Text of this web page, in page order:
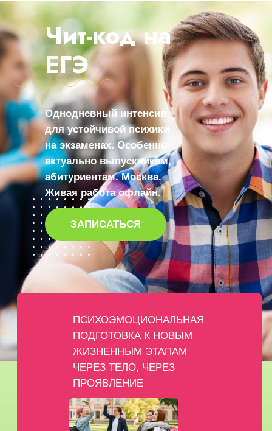
Чит-код на
ЕГЭ
Однодневный интенсив
для устойчивой психики
на экзаменах. Особенно
актуально выпускникам,
абитуриентам. Москва.
Живая работа офлайн.
ЗАПИСАТЬСЯ
ПСИХОЭМОЦИОНАЛЬНАЯ
ПОДГОТОВКА К НОВЫМ
ЖИЗНЕННЫМ ЭТАПАМ
ЧЕРЕЗ ТЕЛО, ЧЕРЕЗ
ПРОЯВЛЕНИЕ